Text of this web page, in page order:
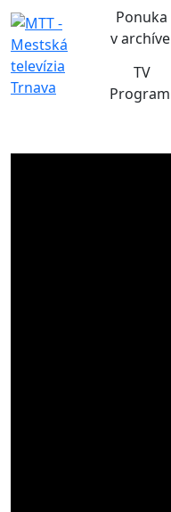
Ponuka
v archíve
TV
Program